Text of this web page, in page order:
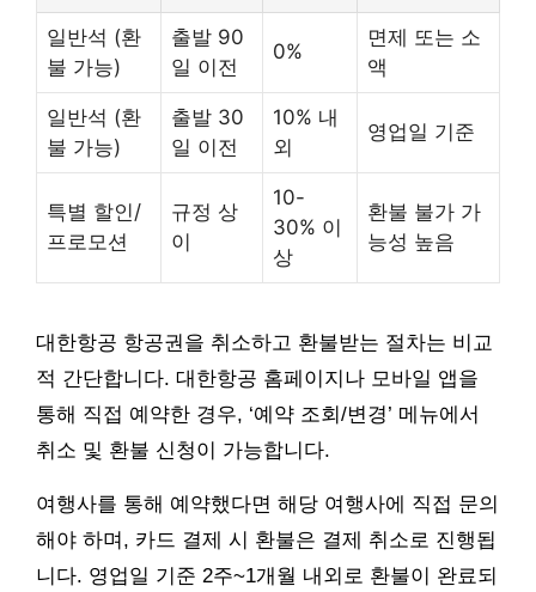
일반석 (환
불 가능)
출발 90
일 이전
0%
면제 또는 소
액
일반석 (환
불 가능)
출발 30
일 이전
10% 내
외
영업일 기준
특별 할인/
프로모션
규정 상
이
10-
30% 이
상
환불 불가 가
능성 높음
대한항공 항공권을 취소하고 환불받는 절차는 비교
적 간단합니다. 대한항공 홈페이지나 모바일 앱을
통해 직접 예약한 경우, ‘예약 조회/변경’ 메뉴에서
취소 및 환불 신청이 가능합니다.
여행사를 통해 예약했다면 해당 여행사에 직접 문의
해야 하며, 카드 결제 시 환불은 결제 취소로 진행됩
니다. 영업일 기준 2주~1개월 내외로 환불이 완료되